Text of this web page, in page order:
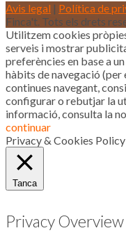
Avis legal | Política de
Finca't. Tots els drets
Utilitzem cookies
serveis i mostrar
preferències en base a
hàbits de navegació (per
continues navegant,
configurar o rebutjar la
informació, consulta la
continuar
Privacy & Cookies Policy
Tanca
Privacy Overview